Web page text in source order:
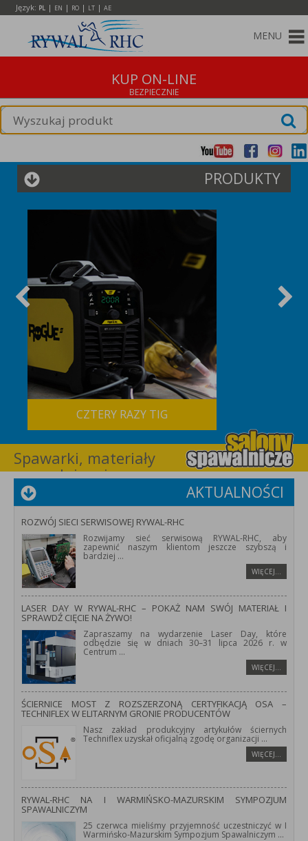
Język: PL | EN | RO | LT | AE
MENU
KUP ON-LINE
PRODUKTY
CZTERY RAZY TIG
Spawarki, materiały
spawalnicze i
wyposażenie dla
spawalnictwa –
RYWAL-RHC
AKTUALNOŚCI
ROZWÓJ SIECI SERWISOWEJ RYWAL-RHC
Rozwijamy sieć serwisową RYWAL-RHC, aby
zapewnić naszym klientom jeszcze szybszą i
bardziej ...
WIĘCEJ…
LASER DAY W RYWAL-RHC – POKAŻ NAM SWÓJ MATERIAŁ I
SPRAWDŹ CIĘCIE NA ŻYWO!
Zapraszamy na wydarzenie Laser Day, które
odbędzie się w dniach 30–31 lipca 2026 r. w
Centrum ...
WIĘCEJ…
ŚCIERNICE MOST Z ROZSZERZONĄ CERTYFIKACJĄ OSA –
TECHNIFLEX W ELITARNYM GRONIE PRODUCENTÓW
Nasz zakład produkcyjny artykułów ściernych
Techniflex uzyskał oficjalną zgodę organizacji ...
WIĘCEJ…
RYWAL-RHC NA I WARMIŃSKO-MAZURSKIM SYMPOZJUM
SPAWALNICZYM
25 czerwca mieliśmy przyjemność uczestniczyć w I
Warmińsko-Mazurskim Sympozjum Spawalniczym ...